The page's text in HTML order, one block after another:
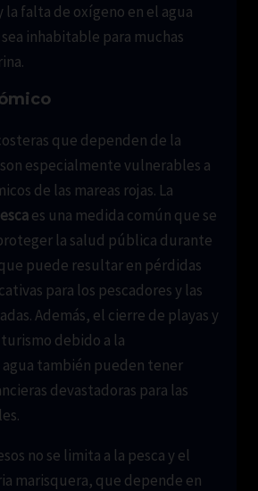
la falta de oxígeno en el agua
inhabitable para muchas
que dependen de la
especialmente vulnerables a
de las mareas rojas. La
es una medida común que se
la salud pública durante
puede resultar en pérdidas
para los pescadores y las
Además, el cierre de playas y
debido a la
también pueden tener
devastadoras para las
no se limita a la pesca y el
marisquera, que depende en